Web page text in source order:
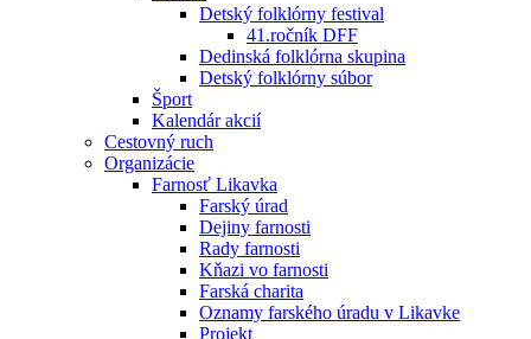
Detský folklórny festival
41.ročník DFF
Dedinská folklórna skupina
Detský folklórny súbor
Šport
Kalendár akcií
Cestovný ruch
Organizácie
Farnosť Likavka
Farský úrad
Dejiny farnosti
Rady farnosti
Kňazi vo farnosti
Farská charita
Oznamy farského úradu v Likavke
Projekt